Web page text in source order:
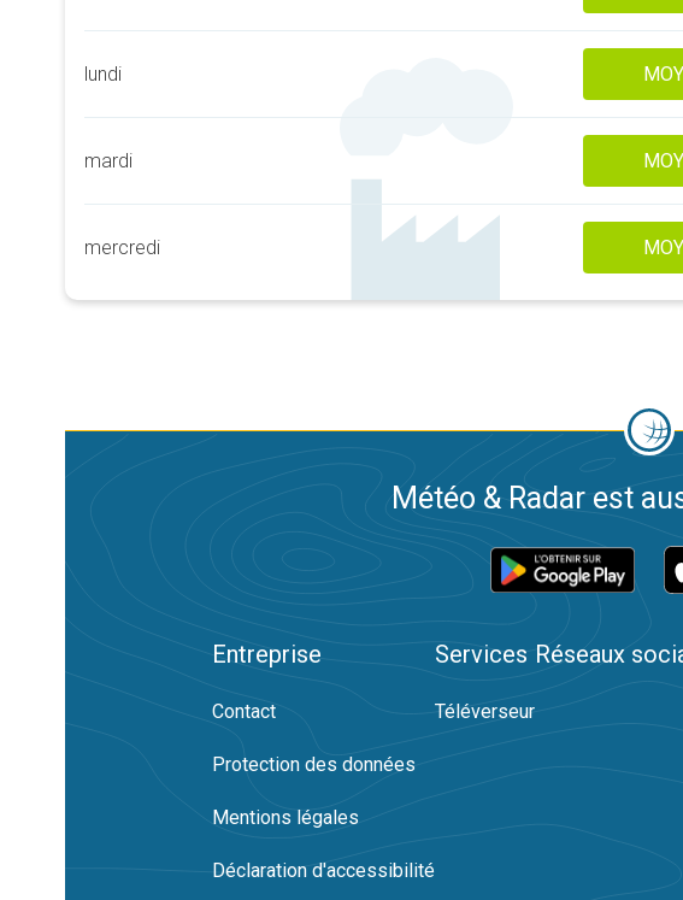
lundi
mardi
mercredi
Météo & Radar est
Entreprise
Contact
Protection des données
Mentions légales
Déclaration d'accessibilité
Services
Téléverseur
Réseaux